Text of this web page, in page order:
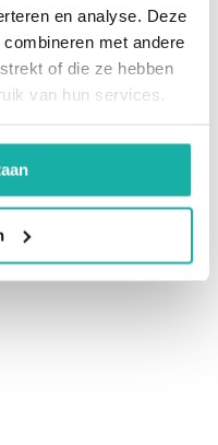
en analyse. Deze
met andere
of die ze hebben
van hun services.